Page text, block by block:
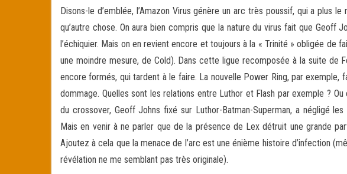
Disons-le d’emblée, l’Amazon Virus génère un arc très poussif, qui a plus
qu’autre chose. On aura bien compris que la nature du virus fait que Geoff
l’échiquier. Mais on en revient encore et toujours à la « Trinité » obligée de
une moindre mesure, de Cold). Dans cette ligue recomposée à la suite de
encore formés, qui tardent à le faire. La nouvelle Power Ring, par exemple,
dommage. Quelles sont les relations entre Luthor et Flash par exemple ?
du crossover, Geoff Johns fixé sur Luthor-Batman-Superman, a négligé
Mais en venir à ne parler que de la présence de Lex détruit une grande
Ajoutez à cela que la menace de l’arc est une énième histoire d’infection
révélation ne me semblant pas très originale).